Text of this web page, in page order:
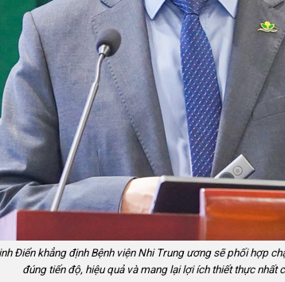
Điển khẳng định Bệnh viện Nhi Trung ương sẽ phối hợp
đúng tiến độ, hiệu quả và mang lại lợi ích thiết thực nhất